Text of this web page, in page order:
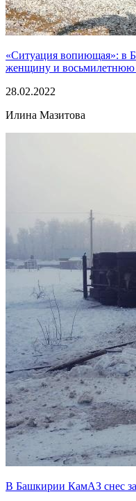
«Ситуация вопиющая»: в
женщину и восьмилетнюю
28.02.2022
Илина Мазитова
В Башкирии КамАЗ снес